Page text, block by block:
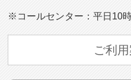
※コールセンター：平日10
ご利